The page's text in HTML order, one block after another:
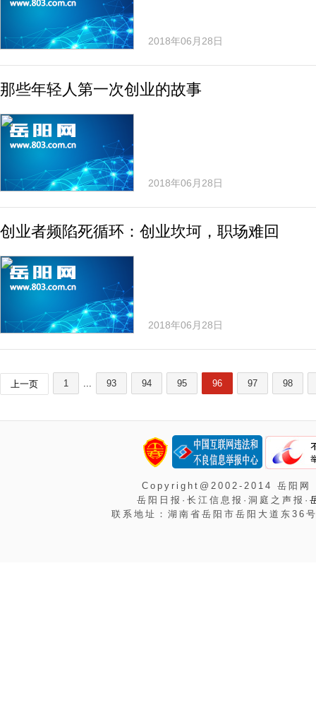
2018年06月28日
那些年轻人第一次创业的故事
2018年06月28日
创业者频陷死循环：创业坎坷，职场难回
2018年06月28日
上一页 1 ... 93 94 95 96 97 98
Copyright@2002-2014 岳阳
岳阳日报·长江信息报·洞庭之声报·
联系地址：湖南省岳阳市岳阳大道东